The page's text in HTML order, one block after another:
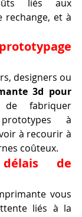
liés aux
rechange, et à
designers ou
3d pour
fabriquer
à
à recourir à
coûteux.
de
vous
liés à la